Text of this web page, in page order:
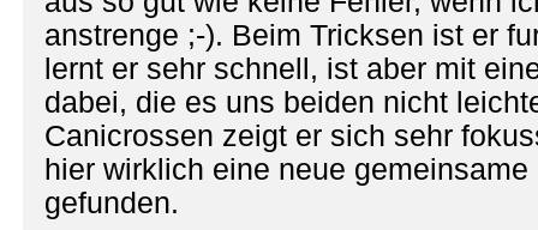
anstrenge ;-). Beim Tricksen ist er
lernt er sehr schnell, ist aber mit
dabei, die es uns beiden nicht
Canicrossen zeigt er sich sehr
hier wirklich eine neue
gefunden.